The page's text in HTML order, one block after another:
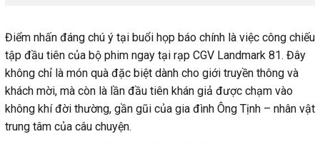
Điểm nhấn đáng chú ý tại buổi họp báo chính là việc công chiếu
tập đầu tiên của bộ phim ngay tại rạp CGV Landmark 81. Đây
không chỉ là món quà đặc biệt dành cho giới truyền thông và
khách mời, mà còn là lần đầu tiên khán giả được chạm vào
không khí đời thường, gần gũi của gia đình Ông Tịnh – nhân vật
trung tâm của câu chuyện.